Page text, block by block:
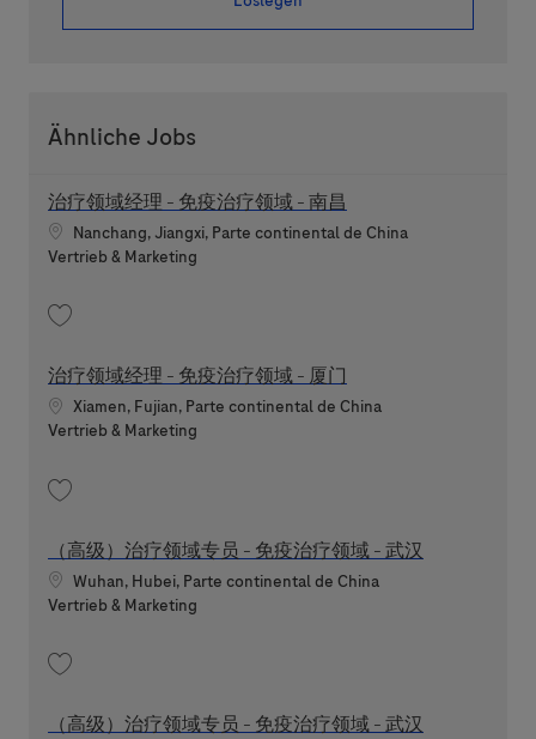
Ähnliche Jobs
治疗领域经理 - 免疫治疗领域 - 南昌
Standort
Nanchang, Jiangxi, Parte continental de China
Kategorie
Vertrieb & Marketing
治疗领域经理 - 免疫治疗领域 - 厦门
Standort
Xiamen, Fujian, Parte continental de China
Kategorie
Vertrieb & Marketing
（高级）治疗领域专员 - 免疫治疗领域 - 武汉
Standort
Wuhan, Hubei, Parte continental de China
Kategorie
Vertrieb & Marketing
（高级）治疗领域专员 - 免疫治疗领域 - 武汉